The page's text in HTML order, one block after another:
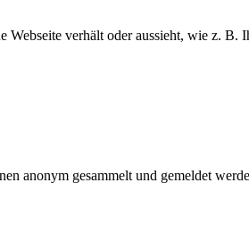
verhält oder aussieht, wie z. B.
anonym gesammelt und gemeldet